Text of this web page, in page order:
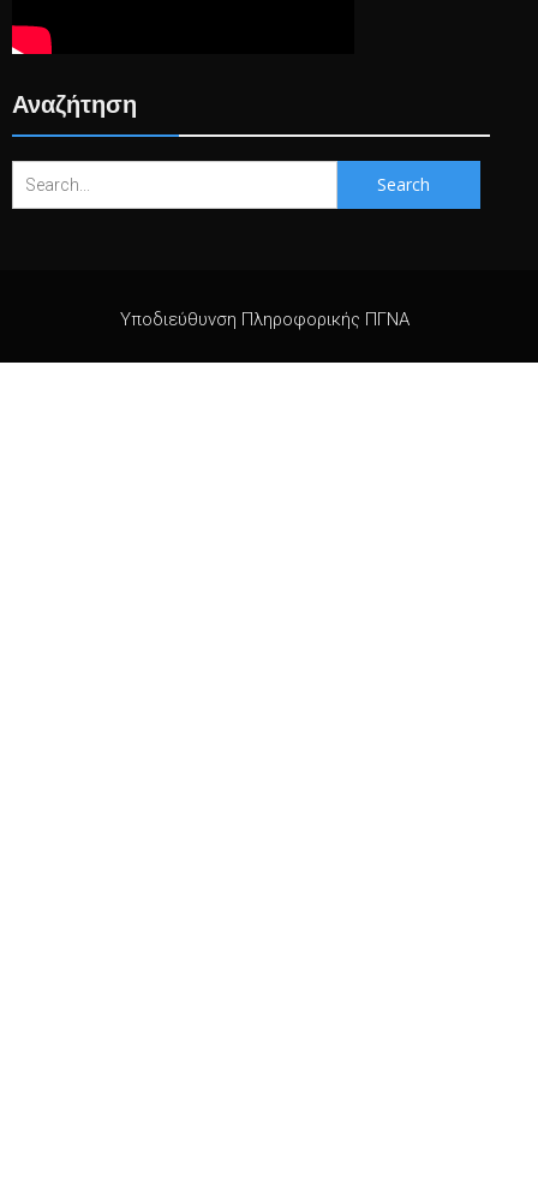
Αναζήτηση
for:
Υποδιεύθυνση Πληροφορικής ΠΓΝΑ